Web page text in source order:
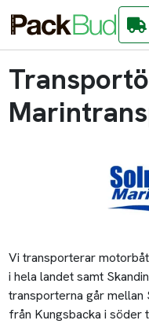
Vi transporterar
i hela landet samt
transporterna går
från Kungsbacka i söder